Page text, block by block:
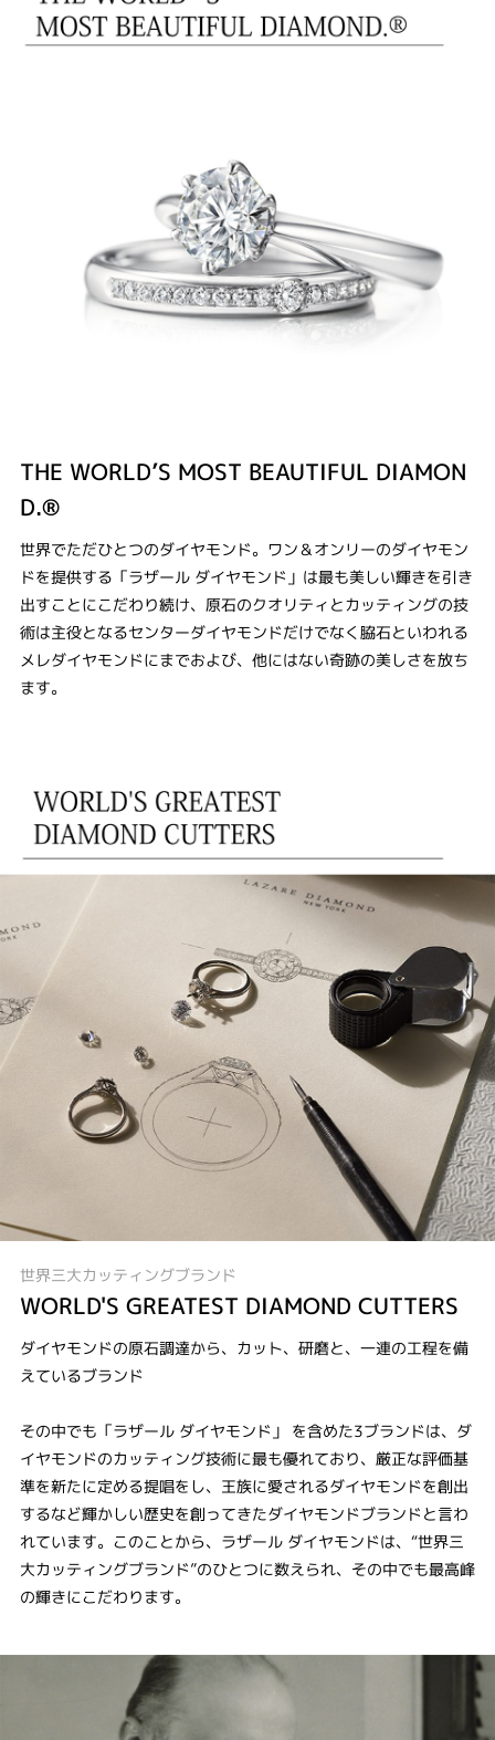
THE WORLD’S MOST BEAUTIFUL DIAMON
D.®
世界でただひとつのダイヤモンド。ワン＆オンリーのダイヤモン
ドを提供する「ラザール ダイヤモンド」は最も美しい輝きを引き
出すことにこだわり続け、原石のクオリティとカッティングの技
術は主役となるセンターダイヤモンドだけでなく脇石といわれる
メレダイヤモンドにまでおよび、他にはない奇跡の美しさを放ち
ます。
世界三大カッティングブランド
WORLD'S GREATEST DIAMOND CUTTERS
ダイヤモンドの原石調達から、カット、研磨と、一連の工程を備
えているブランド
その中でも「ラザール ダイヤモンド」 を含めた3ブランドは、ダ
イヤモンドのカッティング技術に最も優れており、厳正な評価基
準を新たに定める提唱をし、王族に愛されるダイヤモンドを創出
するなど輝かしい歴史を創ってきたダイヤモンドブランドと言わ
れています。このことから、ラザール ダイヤモンドは、“世界三
大カッティングブランド”のひとつに数えられ、その中でも最高峰
の輝きにこだわります。